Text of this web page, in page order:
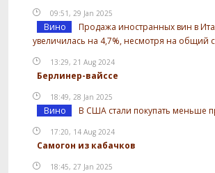
09:51, 29 Jan 2025
Вино
Продажа иностранных вин в
увеличилась на 4,7%, несмотря на общий
13:29, 21 Aug 2024
Берлинер-вайссе
18:49, 28 Jan 2025
Вино В США стали покупать меньше
17:20, 14 Aug 2024
Самогон из кабачков
18:45, 27 Jan 2025